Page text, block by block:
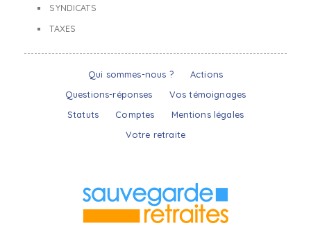
SYNDICATS
TAXES
Qui sommes-nous ?
Actions
Questions-réponses
Vos témoignages
Statuts
Comptes
Mentions légales
Votre retraite